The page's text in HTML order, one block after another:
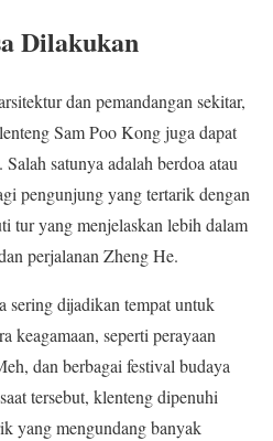
Dilakukan
dan pemandangan sekitar,
Sam Poo Kong juga dapat
satunya adalah berdoa atau
pengunjung yang tertarik dengan
tur yang menjelaskan lebih dalam
perjalanan Zheng He.
sering dijadikan tempat untuk
keagamaan, seperti perayaan
dan berbagai festival budaya
tersebut, klenteng dipenuhi
yang mengundang banyak